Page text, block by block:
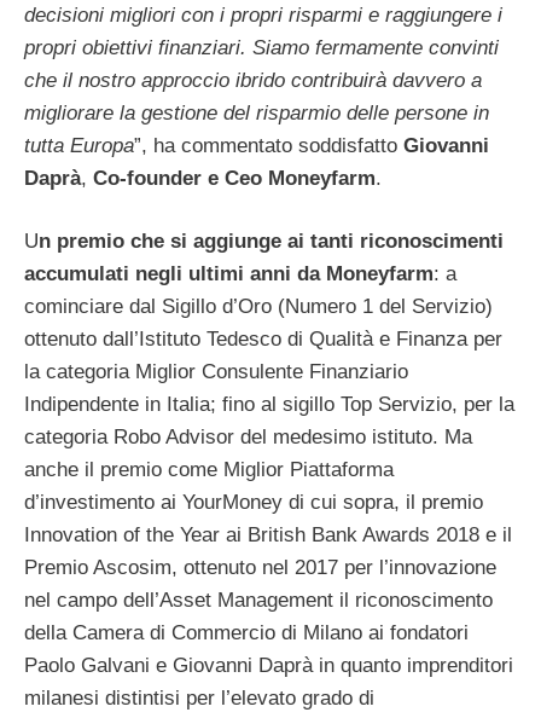
decisioni migliori con i propri risparmi e raggiungere i
propri obiettivi finanziari. Siamo fermamente convinti
che il nostro approccio ibrido contribuirà davvero a
migliorare la gestione del risparmio delle persone in
tutta Europa”, ha commentato soddisfatto Giovanni
Daprà, Co-founder e Ceo Moneyfarm.
Un premio che si aggiunge ai tanti riconoscimenti
accumulati negli ultimi anni da Moneyfarm: a
cominciare dal Sigillo d’Oro (Numero 1 del Servizio)
ottenuto dall’Istituto Tedesco di Qualità e Finanza per
la categoria Miglior Consulente Finanziario
Indipendente in Italia; fino al sigillo Top Servizio, per la
categoria Robo Advisor del medesimo istituto. Ma
anche il premio come Miglior Piattaforma
d’investimento ai YourMoney di cui sopra, il premio
Innovation of the Year ai British Bank Awards 2018 e il
Premio Ascosim, ottenuto nel 2017 per l’innovazione
nel campo dell’Asset Management il riconoscimento
della Camera di Commercio di Milano ai fondatori
Paolo Galvani e Giovanni Daprà in quanto imprenditori
milanesi distintisi per l’elevato grado di